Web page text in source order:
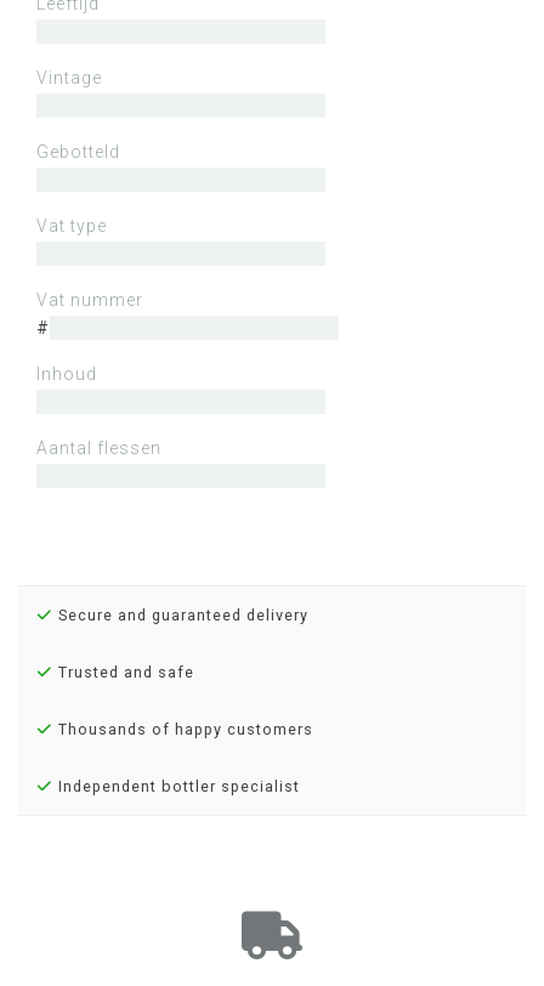
Vintage
Gebotteld
Vat type
Vat nummer
#
Inhoud
Aantal flessen
Secure and guaranteed delivery
Trusted and safe
Thousands of happy customers
Independent bottler specialist